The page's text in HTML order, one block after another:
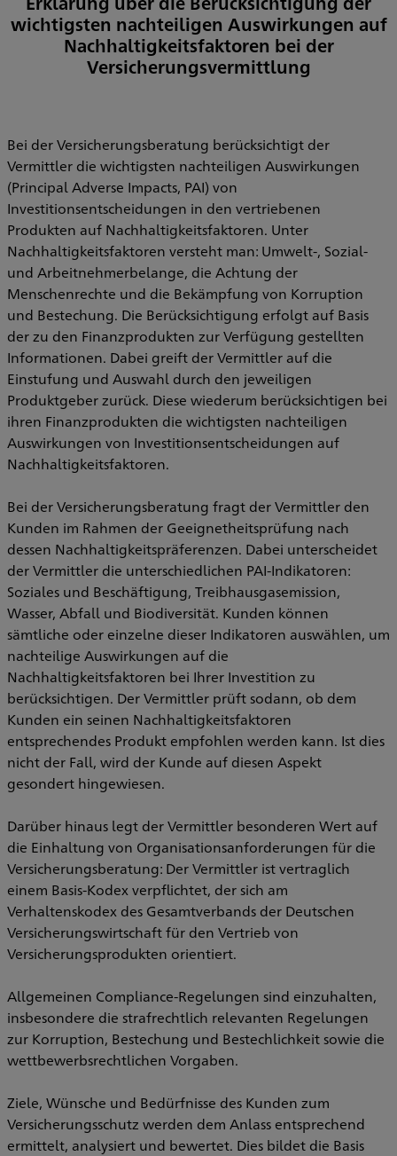
wichtigsten nachteiligen Auswirkungen auf
Nachhaltigkeitsfaktoren bei der
Versicherungsvermittlung
Bei der Versicherungsberatung berücksichtigt der
Vermittler die wichtigsten nachteiligen Auswirkungen
(Principal Adverse Impacts, PAI) von
Investitionsentscheidungen in den vertriebenen
Produkten auf Nachhaltigkeitsfaktoren. Unter
Nachhaltigkeitsfaktoren versteht man: Umwelt-, Sozial-
und Arbeitnehmerbelange, die Achtung der
Menschenrechte und die Bekämpfung von Korruption
und Bestechung. Die Berücksichtigung erfolgt auf Basis
der zu den Finanzprodukten zur Verfügung gestellten
Informationen. Dabei greift der Vermittler auf die
Einstufung und Auswahl durch den jeweiligen
Produktgeber zurück. Diese wiederum berücksichtigen bei
ihren Finanzprodukten die wichtigsten nachteiligen
Auswirkungen von Investitionsentscheidungen auf
Nachhaltigkeitsfaktoren.
Bei der Versicherungsberatung fragt der Vermittler den
Kunden im Rahmen der Geeignetheitsprüfung nach
dessen Nachhaltigkeitspräferenzen. Dabei unterscheidet
der Vermittler die unterschiedlichen PAI-Indikatoren:
Soziales und Beschäftigung, Treibhausgasemission,
Wasser, Abfall und Biodiversität. Kunden können
sämtliche oder einzelne dieser Indikatoren auswählen, um
nachteilige Auswirkungen auf die
Nachhaltigkeitsfaktoren bei Ihrer Investition zu
berücksichtigen. Der Vermittler prüft sodann, ob dem
Kunden ein seinen Nachhaltigkeitsfaktoren
entsprechendes Produkt empfohlen werden kann. Ist dies
nicht der Fall, wird der Kunde auf diesen Aspekt
gesondert hingewiesen.
Darüber hinaus legt der Vermittler besonderen Wert auf
die Einhaltung von Organisationsanforderungen für die
Versicherungsberatung: Der Vermittler ist vertraglich
einem Basis-Kodex verpflichtet, der sich am
Verhaltenskodex des Gesamtverbands der Deutschen
Versicherungswirtschaft für den Vertrieb von
Versicherungsprodukten orientiert.
Allgemeinen Compliance-Regelungen sind einzuhalten,
insbesondere die strafrechtlich relevanten Regelungen
zur Korruption, Bestechung und Bestechlichkeit sowie die
wettbewerbsrechtlichen Vorgaben.
Ziele, Wünsche und Bedürfnisse des Kunden zum
Versicherungsschutz werden dem Anlass entsprechend
ermittelt, analysiert und bewertet. Dies bildet die Basis